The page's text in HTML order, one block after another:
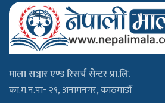
माला सञ्चार एण्ड रिसर्च सेन्टर प्रा.लि.
का.म.न.पा- २९, अनामनगर, काठमाडौँ